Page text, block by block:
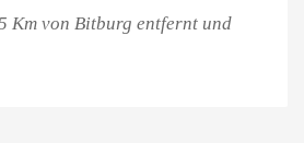
Km von Bitburg entfernt und